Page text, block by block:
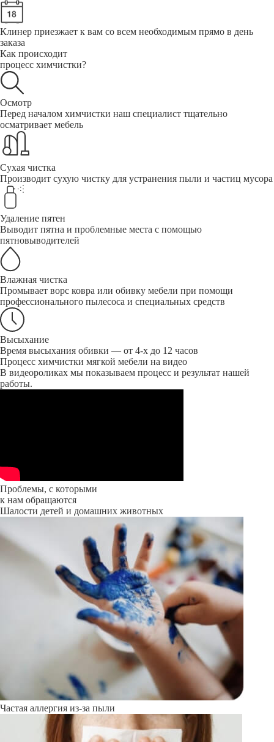
Клинер приезжает к вам со всем необходимым прямо в день
заказа
Как происходит
процесс химчистки?
Осмотр
Перед началом химчистки наш специалист тщательно
осматривает мебель
Сухая чистка
Производит сухую чистку для устранения пыли и частиц мусора
Удаление пятен
Выводит пятна и проблемные места с помощью
пятновыводителей
Влажная чистка
Промывает ворс ковра или обивку мебели при помощи
профессионального пылесоса и специальных средств
Высыхание
Время высыхания обивки — от 4-х до 12 часов
Процесс химчистки мягкой мебели на видео
В видеороликах мы показываем процесс и результат нашей
работы.
Проблемы, с которыми
к нам обращаются
Шалости детей и домашних животных
Частая аллергия из-за пыли